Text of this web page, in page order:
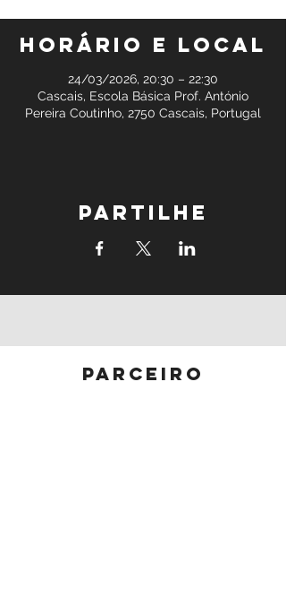
Horário e local
24/03/2026, 20:30 – 22:30
Cascais, Escola Básica Prof. António
Pereira Coutinho, 2750 Cascais, Portugal
Partilhe
parceiro